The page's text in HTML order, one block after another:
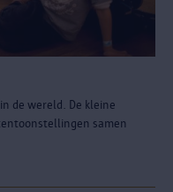
de wereld. De kleine
samen